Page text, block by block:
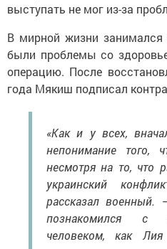
выступать не мог из-за
В мирной жизни
были проблемы со
операцию. После
года Мякиш подписал
«Как и у всех,
непонимание того,
несмотря на то, что
украинский
рассказал военный.
познакомился с
человеком, как